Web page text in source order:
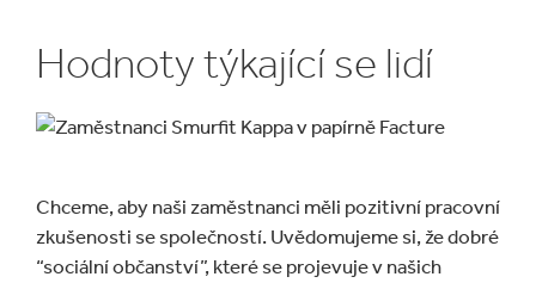
Planeta
Lidé
Centrum stahování
Hodnoty týkající se lidí
Chceme, aby naši zaměstnanci měli pozitivní pracovní
zkušenosti se společností. Uvědomujeme si, že dobré
“sociální občanství”, které se projevuje v našich